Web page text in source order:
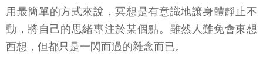
用最簡單的方式來說，冥想是有意識地讓身體靜止不
動，將自己的思緒專注於某個點。雖然人難免會東想
西想，但都只是一閃而過的雜念而已。